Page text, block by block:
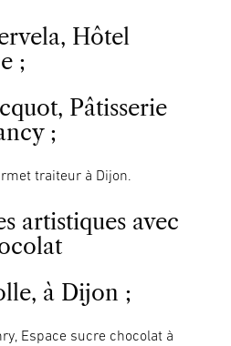
Hôtel
;
Pâtisserie
;
traiteur à Dijon.
artistiques avec
à Dijon ;
Espace sucre chocolat à